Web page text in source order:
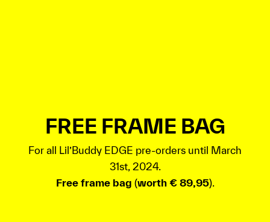
FREE FRAME BAG
For all Lil’Buddy EDGE pre-orders until March
31st, 2024.
Free frame bag (worth € 89,95).